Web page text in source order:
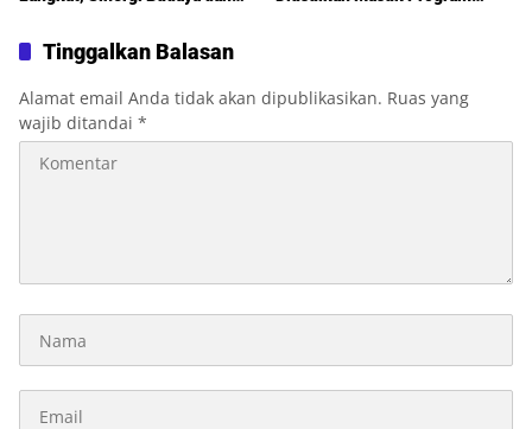
Diperkuat
Tinggalkan Balasan
Alamat email Anda tidak akan dipublikasikan. Ruas yang
wajib ditandai *